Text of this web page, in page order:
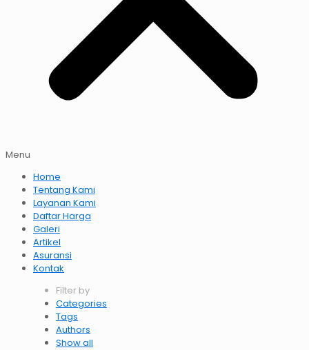
Menu
Home
Tentang Kami
Layanan Kami
Daftar Harga
Galeri
Artikel
Asuransi
Kontak
Filter by
Categories
Tags
Authors
Show all